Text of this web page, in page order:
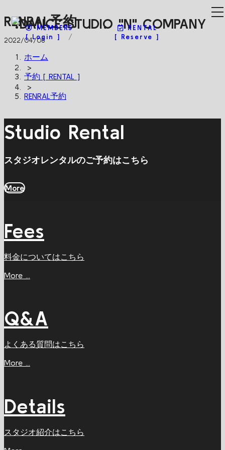
MEMBERS
[ Login ]
RENTAL
[ Reserve ]
RENRAL予約
2022/04/08
ホーム
>
予約 [ RENTAL ]
>
RENRAL予約
Studio Rental
スタジオレンタルのご予約はこちら
More
Fees
料金についてはこちら
More ...
Q&A
よくある質問はこちら
More ...
Details
スタジオ紹介はこちら